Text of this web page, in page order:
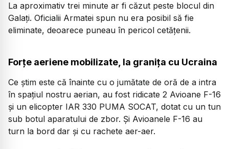
La aproximativ trei minute ar fi căzut peste blocul din
Galați. Oficialii Armatei spun nu era posibil să fie
eliminate, deoarece puneau în pericol cetățenii.
Forțe aeriene mobilizate, la granița cu Ucraina
Ce știm este că înainte cu o jumătate de oră de a intra
în spațiul nostru aerian, au fost ridicate 2 Avioane F-16
și un elicopter IAR 330 PUMA SOCAT, dotat cu un tun
sub botul aparatului de zbor. Și Avioanele F-16 au
turn la bord dar și cu rachete aer-aer.